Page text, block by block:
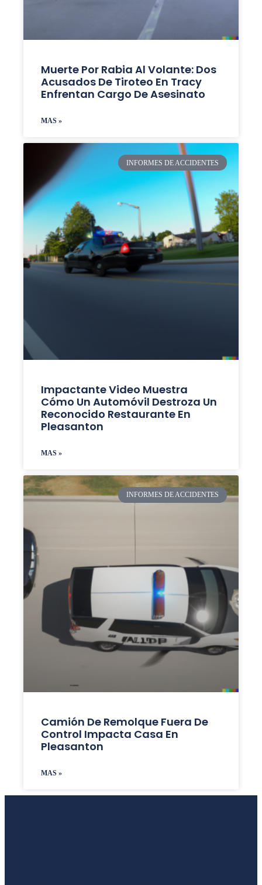
Muerte Por Rabia Al Volante: Dos
Acusados De Tiroteo En Tracy
Enfrentan Cargo De Asesinato
MAS »
INFORMES DE ACCIDENTES
Impactante Video Muestra
Cómo Un Automóvil Destroza Un
Reconocido Restaurante En
Pleasanton
MAS »
INFORMES DE ACCIDENTES
Camión De Remolque Fuera De
Control Impacta Casa En
Pleasanton
MAS »